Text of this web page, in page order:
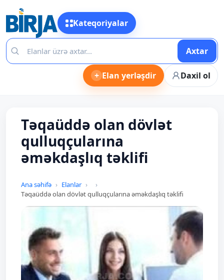
Kateqoriyalar
Axtar
+ Elan yerləşdir Daxil ol
Təqaüddə olan dövlət
qulluqçularına
əməkdaşlıq təklifi
Ana səhifə
Elanlar
Təqaüddə olan dövlət qulluqçularına əməkdaşlıq təklifi